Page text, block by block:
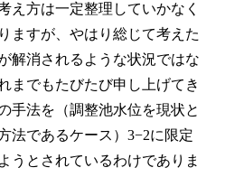
え方は一定整理していかなく
ますが、やはり総じて考えた
解消されるような状況ではな
までもたびたび申し上げてき
手法を（調整池水位を現状と
法であるケース）3−2に限定
うとされているわけでありま